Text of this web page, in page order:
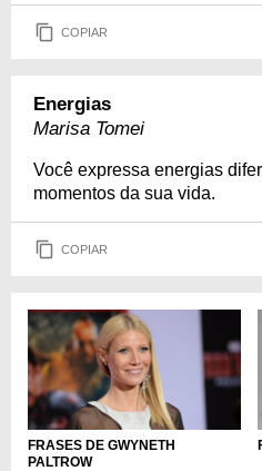
COPIAR
Energias
Marisa Tomei
Você expressa energias
momentos da sua vida.
COPIAR
FRASES DE GWYNETH
PALTROW